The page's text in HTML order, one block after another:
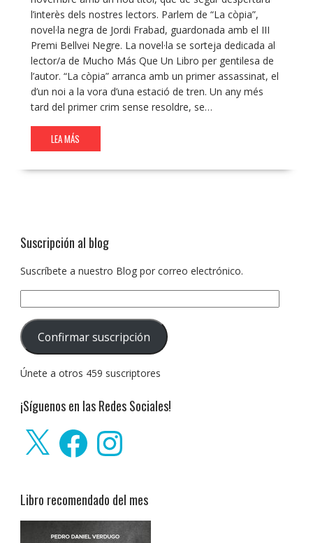
l’interès dels nostres lectors. Parlem de “La còpia”,
novel·la negra de Jordi Frabad, guardonada amb el III
Premi Bellvei Negre. La novel·la se sorteja dedicada al
lector/a de Mucho Más Que Un Libro per gentilesa de
l’autor. “La còpia” arranca amb un primer assassinat, el
d’un noi a la vora d’una estació de tren. Un any més
tard del primer crim sense resoldre, se…
LEA MÁS
Suscripción al blog
Suscríbete a nuestro Blog por correo electrónico.
correo
electrónico:
Confirmar suscripción
Únete a otros 459 suscriptores
¡Síguenos en las Redes Sociales!
FacebookInstagram
Libro recomendado del mes